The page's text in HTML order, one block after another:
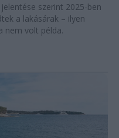
szerint 2025-ben
a lakásárak – ilyen
nem volt példa.